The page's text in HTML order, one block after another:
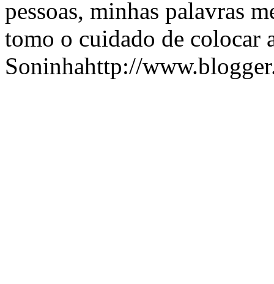
pessoas, minhas palavras
tomo o cuidado de colocar
Soninhahttp://